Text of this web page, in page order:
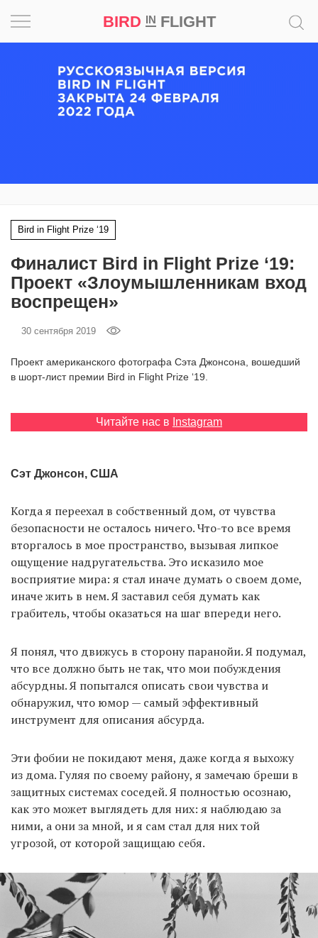
BIRD INFLIGHT
EN
UA
Bird in Flight Prize ‘19
Финалист Bird in Flight Prize ‘19:
Проект «Злоумышленникам вход
воспрещен»
30 сентября 2019
Проект американского фотографа Сэта Джонсона, вошедший
в шорт-лист премии Bird in Flight Prize ‘19.
Читайте нас в Instagram
Сэт Джонсон, США
Когда я переехал в собственный дом, от чувства
безопасности не осталось ничего. Что-то все время
вторгалось в мое пространство, вызывая липкое
ощущение надругательства. Это исказило мое
восприятие мира: я стал иначе думать о своем доме,
иначе жить в нем. Я заставил себя думать как
грабитель, чтобы оказаться на шаг впереди него.
Я понял, что движусь в сторону паранойи. Я подумал,
что все должно быть не так, что мои побуждения
абсурдны. Я попытался описать свои чувства и
обнаружил, что юмор — самый эффективный
инструмент для описания абсурда.
Эти фобии не покидают меня, даже когда я выхожу
из дома. Гуляя по своему району, я замечаю бреши в
защитных системах соседей. Я полностью осознаю,
как это может выглядеть для них: я наблюдаю за
ними, а они за мной, и я сам стал для них той
угрозой, от которой защищаю себя.